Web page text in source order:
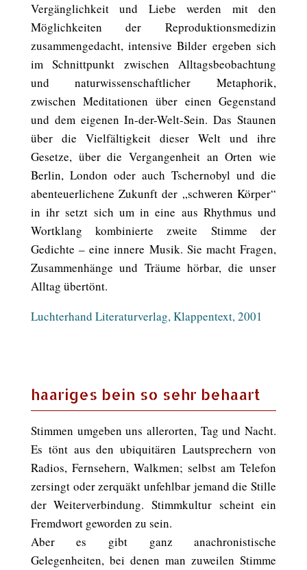
Vergänglichkeit und Liebe werden mit den
Möglichkeiten der Reproduktionsmedizin
zusammengedacht, intensive Bilder ergeben sich
im Schnittpunkt zwischen Alltagsbeobachtung
und naturwissenschaftlicher Metaphorik,
zwischen Meditationen über einen Gegenstand
und dem eigenen In-der-Welt-Sein. Das Staunen
über die Vielfältigkeit dieser Welt und ihre
Gesetze, über die Vergangenheit an Orten wie
Berlin, London oder auch Tschernobyl und die
abenteuerlichene Zukunft der „schweren Körper“
in ihr setzt sich um in eine aus Rhythmus und
Wortklang kombinierte zweite Stimme der
Gedichte – eine innere Musik. Sie macht Fragen,
Zusammenhänge und Träume hörbar, die unser
Alltag übertönt.
Luchterhand Literaturverlag, Klappentext, 2001
haariges bein so sehr behaart
Stimmen umgeben uns allerorten, Tag und Nacht.
Es tönt aus den ubiquitären Lautsprechern von
Radios, Fernsehern, Walkmen; selbst am Telefon
zersingt oder zerquäkt unfehlbar jemand die Stille
der Weiterverbindung. Stimmkultur scheint ein
Fremdwort geworden zu sein.
Aber es gibt ganz anachronistische
Gelegenheiten, bei denen man zuweilen Stimme